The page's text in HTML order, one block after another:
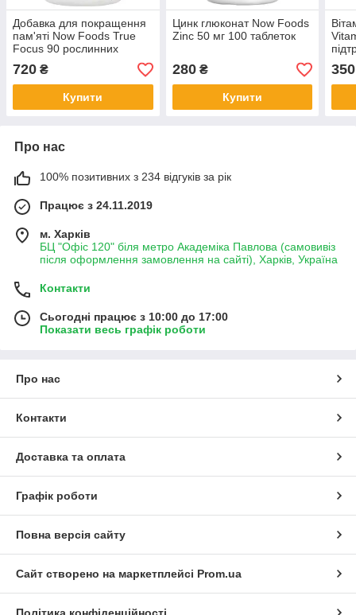
Добавка для покращення
пам'яті Now Foods True
Focus 90 рослинних
капсул
720 ₴
Купити
Цинк глюконат Now Foods
Zinc 50 мг 100 таблеток
280₴
Купити
та
350
Про нас
100% позитивних з 234 відгуків за рік
Працює з 24.11.2019
м. Харків
БЦ "Офіс 120" біля метро Академіка Павлова (самовивіз
після оформлення замовлення на сайті), Харків, Україна
Контакти
Сьогодні працює з 10:00 до 17:00
Показати весь графік роботи
Про нас
Контакти
Доставка та оплата
Графік роботи
Повна версія сайту
Сайт створено на маркетплейсі Prom.ua